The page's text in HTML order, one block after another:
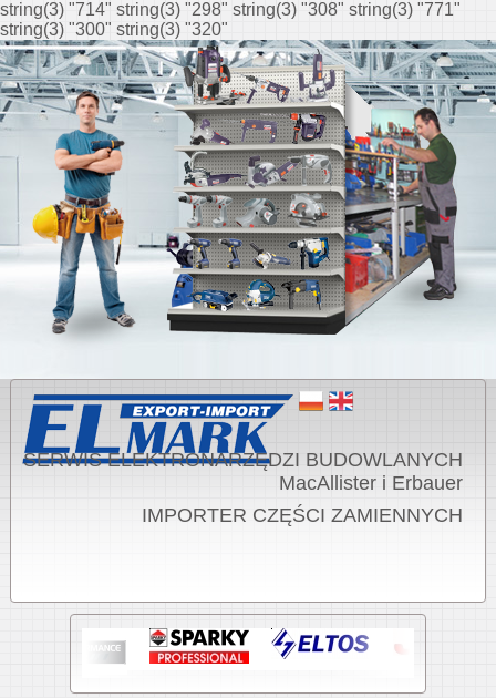
string(3) "714" string(3) "298" string(3) "308" string(3) "771"
string(3) "300" string(3) "320"
SERWIS ELEKTRONARZĘDZI BUDOWLANYCH
MacAllister i Erbauer
IMPORTER CZĘŚCI ZAMIENNYCH